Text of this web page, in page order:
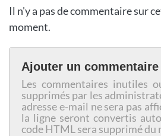
Il n'y a pas de commentaire sur
moment.
Ajouter un commentaire
Les commentaires inutiles
supprimés par les
adresse e-mail ne sera pas
la ligne seront convertis
code HTML sera supprimé du